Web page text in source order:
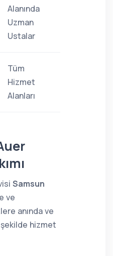
Alanında
Uzman
Ustalar
Tüm
Hizmet
Alanları
Samsun
ve
anında ve
hizmet